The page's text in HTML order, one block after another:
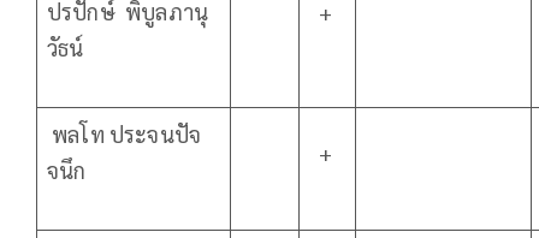
ปรปักษ์ พิบูลภานุ
วัธน์
+
พลโท ประจนปัจ
จนึก
+